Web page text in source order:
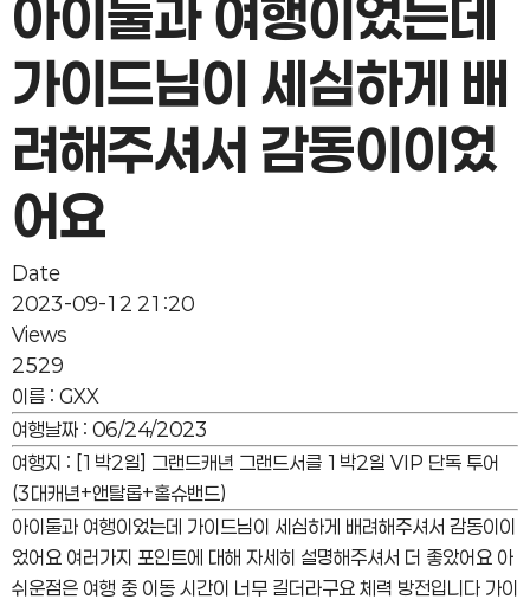
아이둘과 여행이었는데
가이드님이 세심하게 배
려해주셔서 감동이이었
어요
Date
2023-09-12 21:20
Views
2529
이름 : GXX
여행날짜 : 06/24/2023
여행지 : [1박2일] 그랜드캐년 그랜드서클 1박2일 VIP 단독 투어
(3대캐년+앤탈롭+홀슈밴드)
아이둘과 여행이었는데 가이드님이 세심하게 배려해주셔서 감동이이
었어요 여러가지 포인트에 대해 자세히 설명해주셔서 더 좋았어요 아
쉬운점은 여행 중 이동 시간이 너무 길더라구요 체력 방전입니다 가이